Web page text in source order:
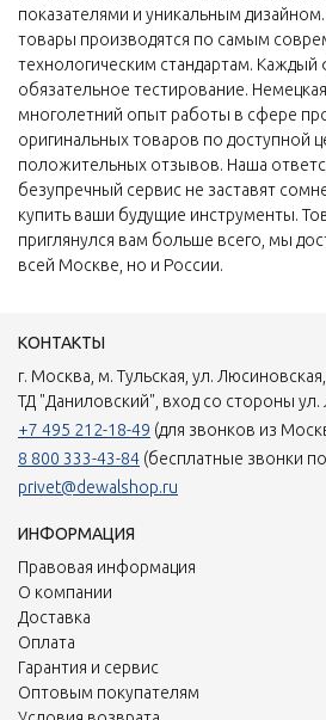
показателями и уникальным
товары производятся по самым
технологическим стандартам. Каждый
обязательное тестирование.
многолетний опыт работы в сфере
оригинальных товаров по доступной
положительных отзывов. Наша
безупречный сервис не заставят
купить ваши будущие инструменты.
приглянулся вам больше всего, мы
всей Москве, но и России.
КОНТАКТЫ
г. Москва, м. Тульская, ул. Люсиновская,
ТД "Даниловский", вход со стороны ул.
+7 495 212-18-49 (для звонков из
8 800 333-43-84 (бесплатные звонки
privet@dewalshop.ru
ИНФОРМАЦИЯ
Правовая информация
О компании
Доставка
Оплата
Гарантия и сервис
Оптовым покупателям